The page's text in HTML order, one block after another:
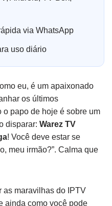
via WhatsApp
uso diário
eu, é um apaixonado
os últimos
o papo de hoje é sobre um
disparar: Warez TV
! Você deve estar se
meu irmão?”. Calma que
as maravilhas do IPTV
ainda como você pode